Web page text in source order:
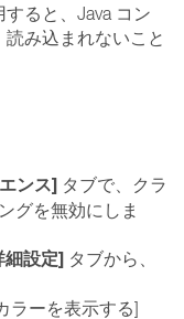
ると、Java コン
み込まれないこと
ンス] タブで、クラ
グを無効にしま
細設定] タブから、
ラーを表示する]